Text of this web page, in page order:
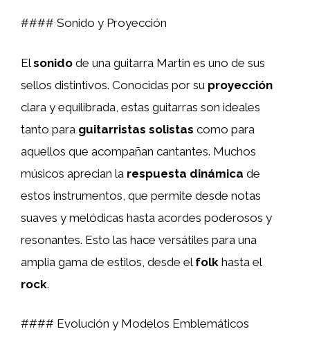
#### Sonido y Proyección
Elsonido de una guitarra Martin es uno de sus
sellos distintivos. Conocidas por su proyección
clara y equilibrada, estas guitarras son ideales
tanto para guitarristas solistas como para
aquellos que acompañan cantantes. Muchos
músicos aprecian la respuesta dinámica de
estos instrumentos, que permite desde notas
suaves y melódicas hasta acordes poderosos y
resonantes. Esto las hace versátiles para una
amplia gama de estilos, desde el folk hasta el
rock.
#### Evolución y Modelos Emblemáticos